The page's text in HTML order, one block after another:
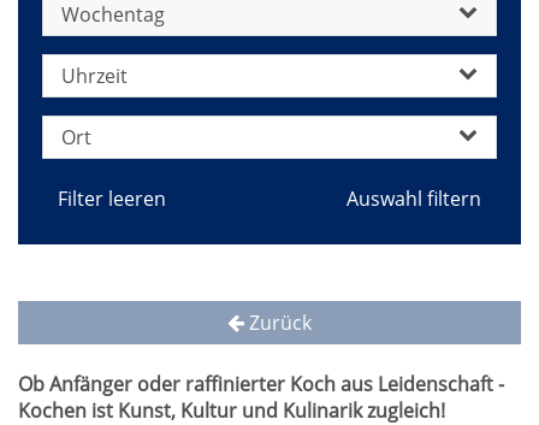
Wochentag
Uhrzeit
Ort
Filter leeren
Zurück
Ob Anfänger oder raffinierter Koch aus Leidenschaft -
Kochen ist Kunst, Kultur und Kulinarik zugleich!